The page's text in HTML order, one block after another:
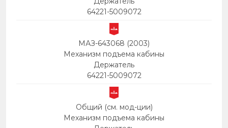
64221-5009072
МАЗ-643068 (2003)
Механизм подъема кабины
Держатель
64221-5009072
Общий (см. мод-ции)
Механизм подъема кабины